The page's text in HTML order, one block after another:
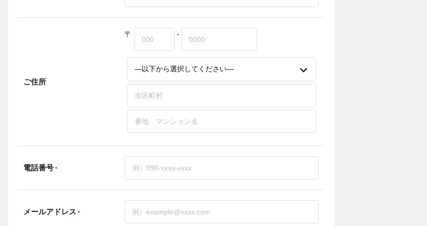
ご住所
〒 -
電話番号 *
メールアドレス *